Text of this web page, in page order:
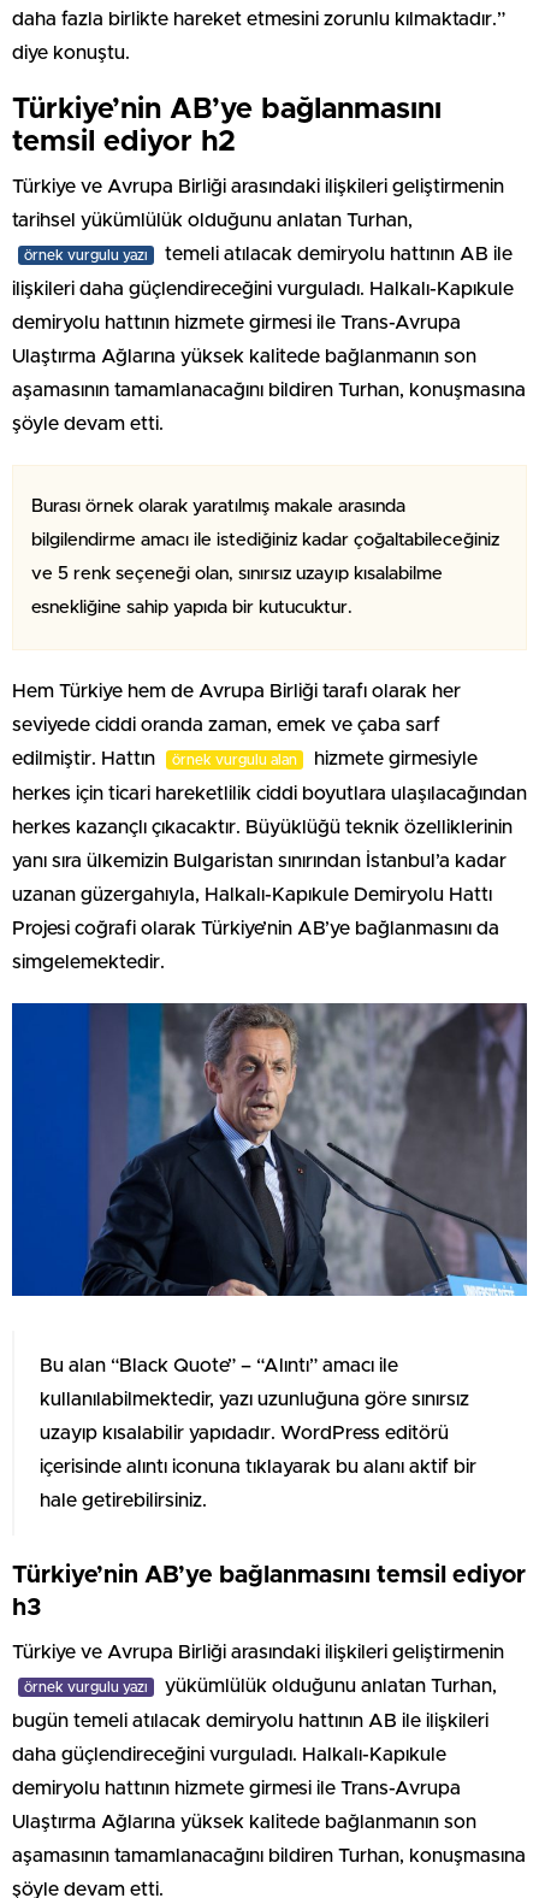
daha fazla birlikte hareket etmesini zorunlu kılmaktadır.”
diye konuştu.
Türkiye’nin AB’ye bağlanmasını
temsil ediyor h2
Türkiye ve Avrupa Birliği arasındaki ilişkileri geliştirmenin
tarihsel yükümlülük olduğunu anlatan Turhan,
örnek vurgulu yazı
temeli atılacak demiryolu hattının AB ile
ilişkileri daha güçlendireceğini vurguladı. Halkalı-Kapıkule
demiryolu hattının hizmete girmesi ile Trans-Avrupa
Ulaştırma Ağlarına yüksek kalitede bağlanmanın son
aşamasının tamamlanacağını bildiren Turhan, konuşmasına
şöyle devam etti.
Burası örnek olarak yaratılmış makale arasında
bilgilendirme amacı ile istediğiniz kadar çoğaltabileceğiniz
ve 5 renk seçeneği olan, sınırsız uzayıp kısalabilme
esnekliğine sahip yapıda bir kutucuktur.
Hem Türkiye hem de Avrupa Birliği tarafı olarak her
seviyede ciddi oranda zaman, emek ve çaba sarf
edilmiştir. Hattın
örnek vurgulu alan
hizmete girmesiyle
herkes için ticari hareketlilik ciddi boyutlara ulaşılacağından
herkes kazançlı çıkacaktır. Büyüklüğü teknik özelliklerinin
yanı sıra ülkemizin Bulgaristan sınırından İstanbul’a kadar
uzanan güzergahıyla, Halkalı-Kapıkule Demiryolu Hattı
Projesi coğrafi olarak Türkiye’nin AB’ye bağlanmasını da
simgelemektedir.
Bu alan “Black Quote” – “Alıntı” amacı ile
kullanılabilmektedir, yazı uzunluğuna göre sınırsız
uzayıp kısalabilir yapıdadır. WordPress editörü
içerisinde alıntı iconuna tıklayarak bu alanı aktif bir
hale getirebilirsiniz.
Türkiye’nin AB’ye bağlanmasını temsil ediyor
h3
Türkiye ve Avrupa Birliği arasındaki ilişkileri geliştirmenin
örnek vurgulu yazı
yükümlülük olduğunu anlatan Turhan,
bugün temeli atılacak demiryolu hattının AB ile ilişkileri
daha güçlendireceğini vurguladı. Halkalı-Kapıkule
demiryolu hattının hizmete girmesi ile Trans-Avrupa
Ulaştırma Ağlarına yüksek kalitede bağlanmanın son
aşamasının tamamlanacağını bildiren Turhan, konuşmasına
şöyle devam etti.